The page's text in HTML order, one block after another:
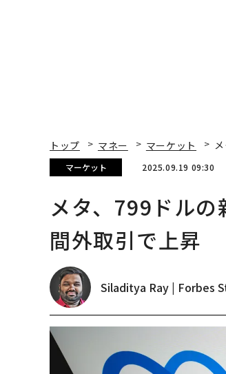
トップ マネー マーケット
マーケット 2025.09.19 09:30
メタ、799ドル
間外取引で上昇
Siladitya Ray | Forbes